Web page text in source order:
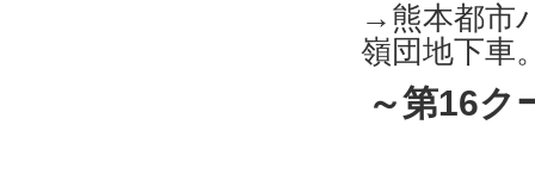
→熊本都市
嶺団地下車
～第16ク